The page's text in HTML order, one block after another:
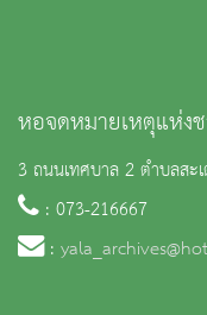
หอจดหมายเหตุแห่ง
3 ถนนเทศบาล 2 ตำบลสะ
: 073-216667
: